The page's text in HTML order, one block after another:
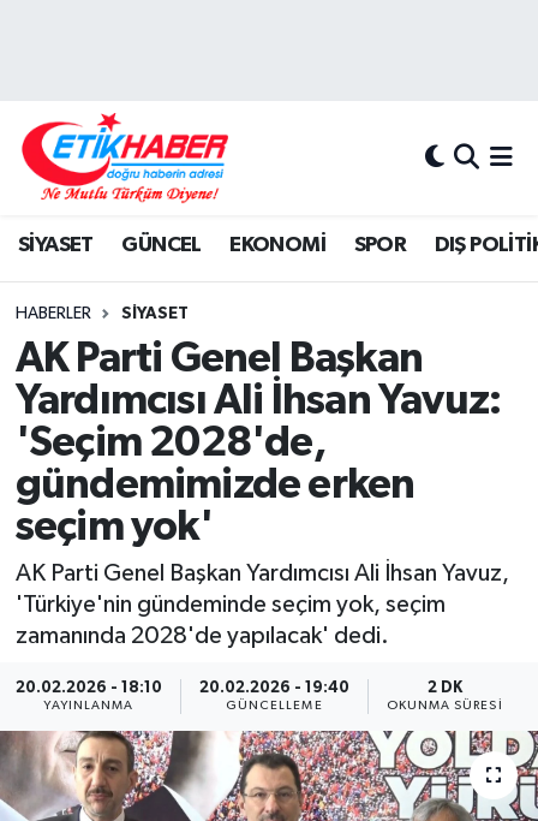
SİYASET GÜNCEL EKONOMİ SPOR DIŞ
HABERLER SİYASET
AK Parti Genel Başkan
Yardımcısı Ali İhsan Yavuz:
'Seçim 2028'de,
gündemimizde erken
seçim yok'
AK Parti Genel Başkan Yardımcısı Ali İhsan Yavuz,
'Türkiye'nin gündeminde seçim yok, seçim
zamanında 2028'de yapılacak' dedi.
20.02.2026 - 18:10
YAYINLANMA
20.02.2026 - 19:40
GÜNCELLEME
2 DK
OKUNMA SÜRESI
DIŞ POLİTİKA
EKONOMİ
KÖŞE YAZILARI
KÜLTÜR-SANAT-MAGAZİN
MEDYA
ÖZEL HABER
RÖPORTAJLAR
SAĞLIK
SİYASET
Hava Durumu
Süper Lig Puan Durumu ve Fikstür
Tüm Manşetler
Son Dakika Haberleri
Haber Arşivi